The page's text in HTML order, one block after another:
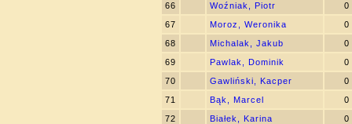
66
Woźniak, Piotr
0
67
Moroz, Weronika
0
68
Michalak, Jakub
0
69
Pawlak, Dominik
0
70
Gawliński, Kacper
0
71
Bąk, Marcel
0
72
Białek, Karina
0